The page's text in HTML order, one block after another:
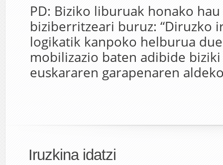
PD: Biziko liburuak honako
biziberritzeari buruz: “Diruzko
logikatik kanpoko helburua
mobilizazio baten adibide
euskararen garapenaren
Iruzkina idatzi